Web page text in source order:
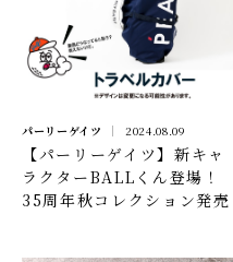
パーリーゲイツ 2024.08.09
【パーリーゲイツ】新キャ
ラクターBALLくん登場！
35周年秋コレクション発売